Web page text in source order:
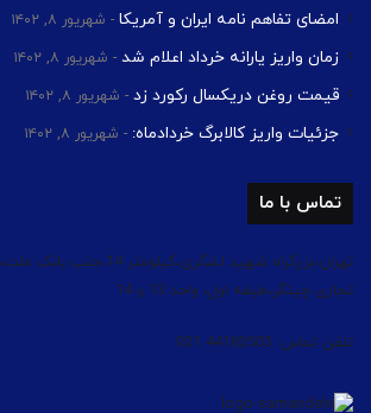
امضای تفاهم نامه ایران و آمریکا شهریور ۸, ۱۴۰۲
زمان واریز یارانه خرداد اعلام شد شهریور ۸, ۱۴۰۲
قیمت روغن دریکسال رکورد زد شهریور ۸, ۱۴۰۲
جزئیات واریز کالابرگ خردادماه: شهریور ۸, ۱۴۰۲
تماس با ما
تهران،بزرگراه شهید
تجاری چیتگر،طبقه اول، واحد 13 و 14
تلفن تماس: 44182503 021